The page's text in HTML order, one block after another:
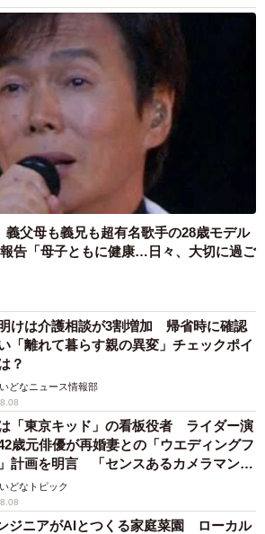
父母も義兄も超有名歌手の28歳モデル
告「母子ともに健康…日々、大切に過ご
けは介護相談が3割増加 帰省時に確認
「離れて暮らす親の異変」チェックポイ
？
どなニュース情報部
「東京キッド」の看板役者 ライダー演
歳元俳優が再婚妻との「ウエディングフ
計画を明言 「センスあるカメラマン求
どなトピック
ジニアがAIとつくる家庭菜園 ローカル